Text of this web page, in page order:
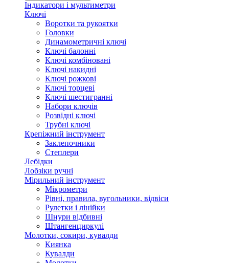
Індикатори і мультиметри
Ключі
Воротки та рукоятки
Головки
Динамометричні ключі
Ключі балонні
Ключі комбіновані
Ключі накидні
Ключі рожкові
Ключі торцеві
Ключі шестигранні
Набори ключів
Розвідні ключі
Трубні ключі
Крепіжний інструмент
Заклепочники
Степлери
Лебідки
Лобзіки ручні
Мірильний інструмент
Мікрометри
Рівні, правила, вугольники, відвіси
Рулетки і лінійки
Шнури відбивні
Штангенциркулі
Молотки, сокири, кувалди
Киянка
Кувалди